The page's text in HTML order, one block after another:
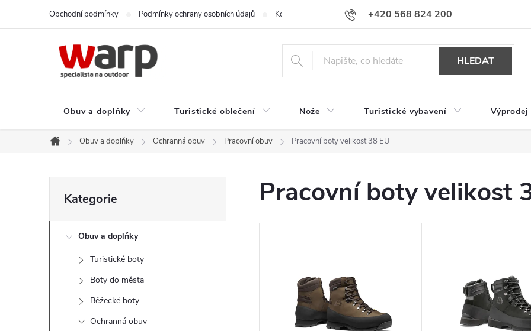
+420 568 824 200
Obchodní podmínky Podmínky ochrany osobních údajů Kontakty Doprava a platba Hodnocení obchodu
HLEDAT
Obuv a doplňky Turistické oblečení Nože Turistické vybavení Výprodej
Domů
Obuv a doplňky Ochranná obuv Pracovní obuv Pracovní boty velikost 38 EU
o
kategorie
Kategorie
Obuv a doplňky
Turistické boty
Boty do města
Běžecké boty
Ochranná obuv
Pracovní boty velikost